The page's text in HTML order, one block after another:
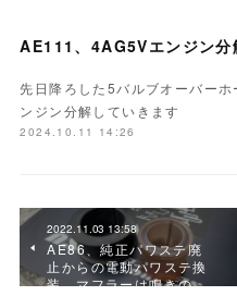
AE111、4AG5Vエンジン分
先日降ろした5バルブオーバーホ
ンジン分解していきます
2024.10.11 14:26
2022.11.03 13:58
AE86、純正パワステ廃
止からの電動パワステ換
装、マフラーは鳴きの…